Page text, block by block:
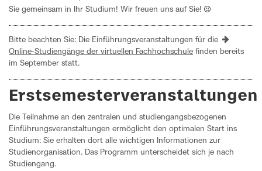
Sie gemeinsam in Ihr Studium! Wir freuen uns auf Sie!
Bitte beachten Sie: Die Einführungsveranstaltungen für die
Online-Studiengänge der virtuellen Fachhochschule finden bereits
im September statt.
Erstsemesterveranstaltungen
Die Teilnahme an den zentralen und studiengangsbezogenen
Einführungsveranstaltungen ermöglicht den optimalen Start ins
Studium: Sie erhalten dort alle wichtigen Informationen zur
Studienorganisation. Das Programm unterscheidet sich je nach
Studiengang.